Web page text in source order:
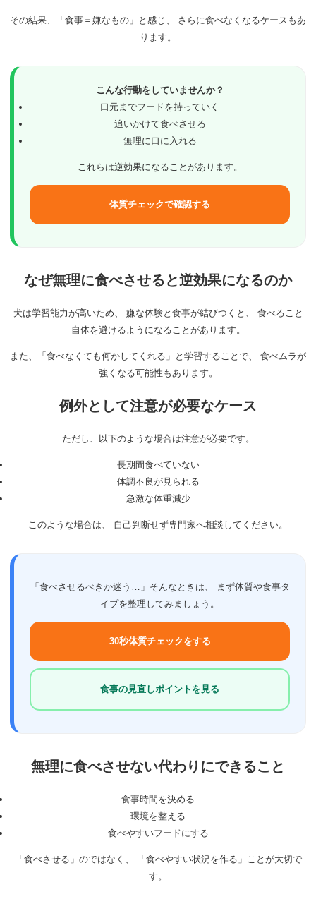
その結果、「食事＝嫌なもの」と感じ、 さらに食べなくなるケースもあ
ります。
こんな行動をしていませんか？
口元までフードを持っていく
追いかけて食べさせる
無理に口に入れる
これらは逆効果になることがあります。
体質チェックで確認する
なぜ無理に食べさせると逆効果になるのか
犬は学習能力が高いため、 嫌な体験と食事が結びつくと、 食べること
自体を避けるようになることがあります。
また、「食べなくても何かしてくれる」と学習することで、 食べムラが
強くなる可能性もあります。
例外として注意が必要なケース
ただし、以下のような場合は注意が必要です。
長期間食べていない
体調不良が見られる
急激な体重減少
このような場合は、 自己判断せず専門家へ相談してください。
「食べさせるべきか迷う…」そんなときは、 まず体質や食事タ
イプを整理してみましょう。
30秒体質チェックをする
食事の見直しポイントを見る
無理に食べさせない代わりにできること
食事時間を決める
環境を整える
食べやすいフードにする
「食べさせる」のではなく、 「食べやすい状況を作る」ことが大切で
す。